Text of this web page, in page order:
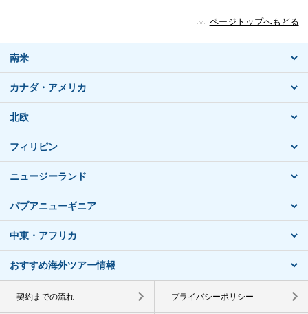
ページトップへもどる
南米
カナダ・アメリカ
北欧
フィリピン
ニュージーランド
パプアニューギニア
中東・アフリカ
おすすめ海外ツアー情報
契約までの流れ プライバシーポリシー